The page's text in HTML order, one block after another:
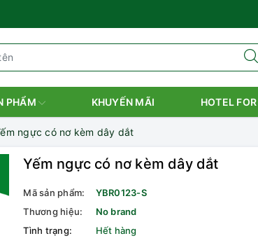
PHẨM KHUYẾN MÃI HOTEL
ngực có nơ kèm dây dắt
Yếm ngực có nơ kèm dây dắt
Mã sản phẩm:
YBR0123-S
Thương hiệu:
No brand
Tình trạng:
Hết hàng